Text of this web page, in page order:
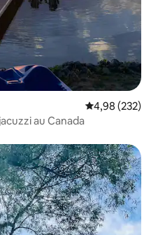
Évaluation
4,98 (232)
au Canada